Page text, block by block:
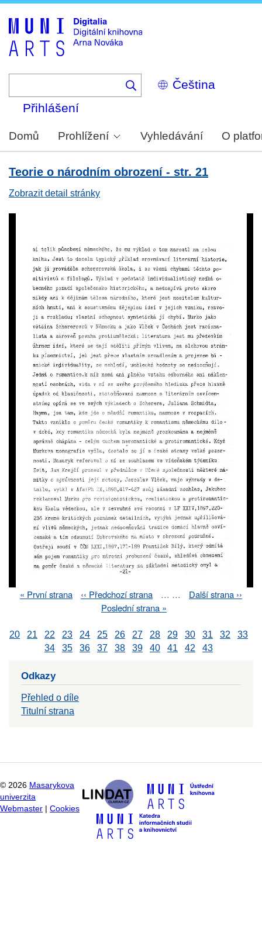
Select
your
Přihlášení
Domů Prohlížení Vyhledávání O
Teorie o národním obrození - str. 21
Zobrazit detail stránky
First
« První strana
Previous
‹‹ Předchozí strana … …
Next
Další strana ››
Last
Poslední strana »
20 21 22 23 24 25 26 27 28 29 30 31 32
33
34
35 36 37 38 39 40 41 42 43
Odkazy
Přehled o díle
Titulní strana
© 2026 Masarykova
univerzita
Webmaster
Cookies